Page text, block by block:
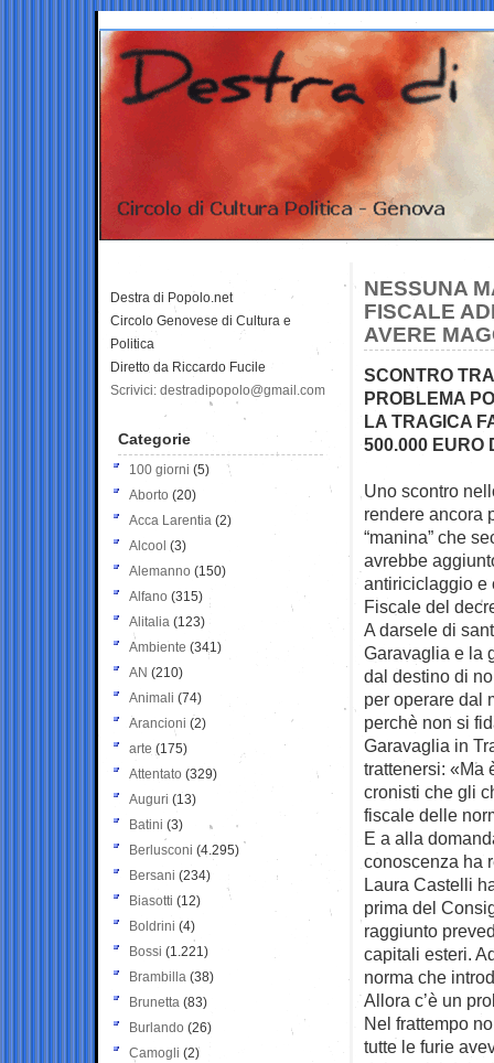
NESSUNA
FISCALE
AVERE
SCONTRO
PROBLEMA
LA TRAGICA
500.000 EURO
Uno scontro
rendere ancora
“manina” che
avrebbe
antiriciclaggio e
Fiscale del
A darsele di
Garavaglia e la
dal destino di
per operare dal
perchè non si
Garavaglia in
trattenersi: «Ma
cronisti che gli
fiscale delle
E a alla
conoscenza ha
Laura Castelli
prima del
raggiunto
capitali esteri.
norma che
Allora c’è un
Nel frattempo
tutte le furie
Destra di Popolo.net
Circolo Genovese di Cultura e
Politica
Diretto da Riccardo Fucile
Scrivici: destradipopolo@gmail.com
Categorie
100 giorni (5)
Aborto (20)
Acca Larentia (2)
Alcool (3)
Alemanno (150)
Alfano (315)
Alitalia (123)
Ambiente (341)
AN (210)
Animali (74)
Arancioni (2)
arte (175)
Attentato (329)
Auguri (13)
Batini (3)
Berlusconi (4.295)
Bersani (234)
Biasotti (12)
Boldrini (4)
Bossi (1.221)
Brambilla (38)
Brunetta (83)
Burlando (26)
Camogli (2)